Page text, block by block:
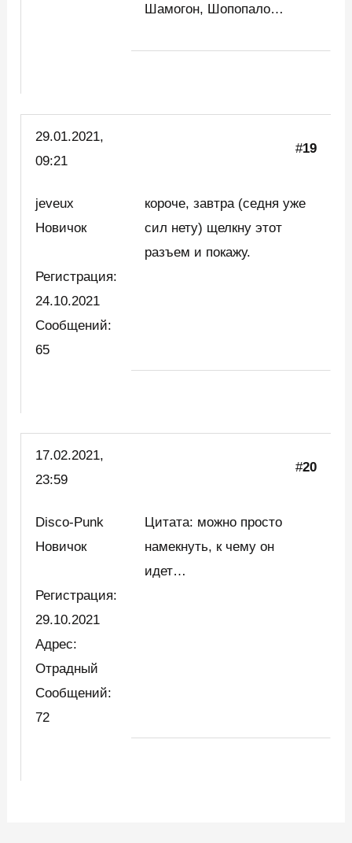
Шамогон, Шопопало…
29.01.2021,
09:21
#19
jeveux
Новичок
Регистрация:
24.10.2021
Сообщений:
65
короче, завтра (седня уже
сил нету) щелкну этот
разъем и покажу.
17.02.2021,
23:59
#20
Disco-Punk
Новичок
Регистрация:
29.10.2021
Адрес:
Отрадный
Сообщений:
72
Цитата: можно просто
намекнуть, к чему он
идет…